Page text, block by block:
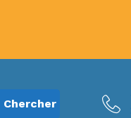
Chercher